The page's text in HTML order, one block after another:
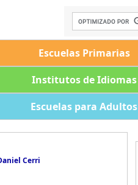
Escuelas Primarias
Institutos de Idiomas
Escuelas para Adultos
Cerri